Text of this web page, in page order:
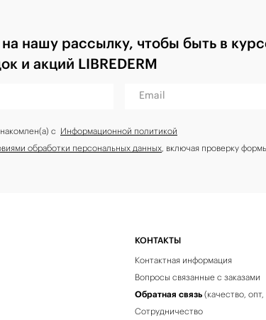
нашу рассылку, чтобы быть в
и акций LIBREDERM
Email
с Информационной политикой
обработки персональных данных, включая проверку
КОНТАКТЫ
Контактная информация
Вопросы связанные с заказами
Обратная связь (качество,
Сотрудничество